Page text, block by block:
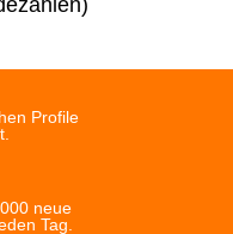
Profile
neue
Tag.